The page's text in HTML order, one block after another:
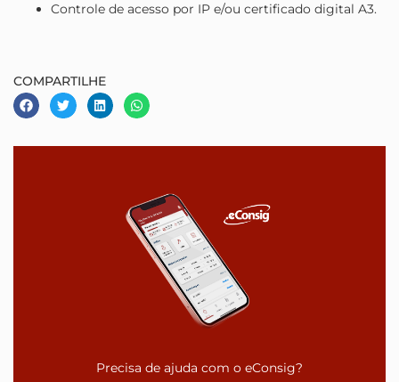
Controle de acesso por IP e/ou certificado digital A3.
COMPARTILHE
Precisa de ajuda com o eConsig?